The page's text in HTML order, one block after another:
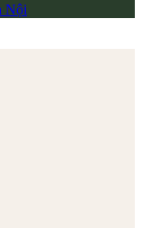
Nội